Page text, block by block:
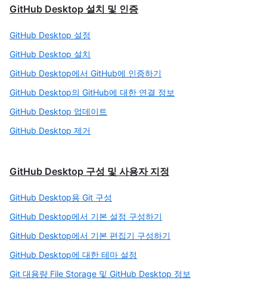
GitHub Desktop 설치 및 인증
GitHub Desktop 설정
GitHub Desktop 설치
GitHub Desktop에서 GitHub에 인증하기
GitHub Desktop의 GitHub에 대한 연결 정보
GitHub Desktop 업데이트
GitHub Desktop 제거
GitHub Desktop 구성 및 사용자 지정
GitHub Desktop용 Git 구성
GitHub Desktop에서 기본 설정 구성하기
GitHub Desktop에서 기본 편집기 구성하기
GitHub Desktop에 대한 테마 설정
Git 대용량 File Storage 및 GitHub Desktop 정보